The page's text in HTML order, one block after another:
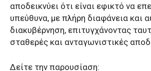
αποδεικνύει ότι είναι εφικτό να
υπεύθυνα, με πλήρη διαφάνεια και
διακυβέρνηση, επιτυγχάνοντας
σταθερές και ανταγωνιστικές
Δείτε την παρουσίαση: